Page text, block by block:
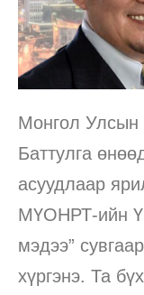
Монгол Улсын
Баттулга
асуудлаар
МҮОНРТ-ийн
мэдээ”
хүргэнэ. Та